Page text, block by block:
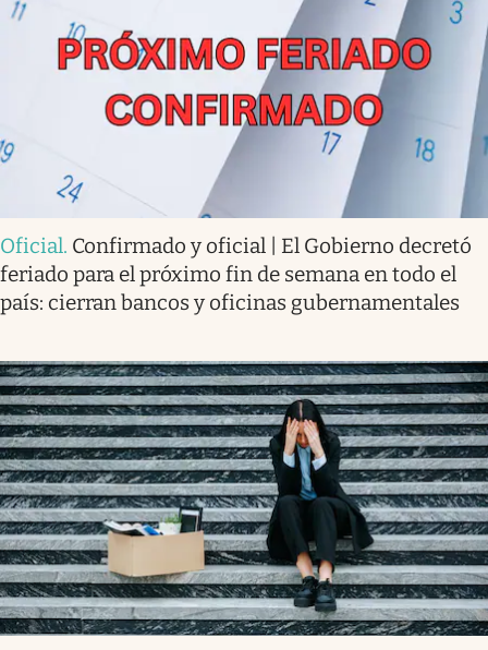
Oficial. Confirmado y oficial | El Gobierno decretó
feriado para el próximo fin de semana en todo el
país: cierran bancos y oficinas gubernamentales